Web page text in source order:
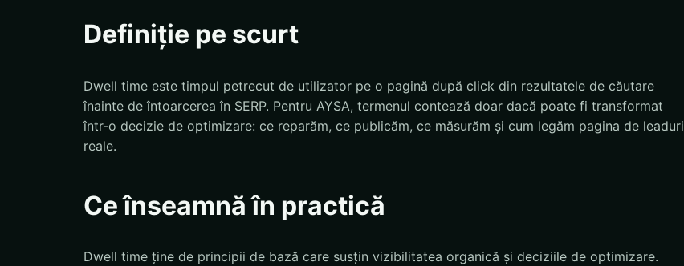
Definiție pe scurt
Dwell time este timpul petrecut de utilizator pe o pagină după click din rezultatele de căutare
înainte de întoarcerea în SERP. Pentru AYSA, termenul contează doar dacă poate fi transformat
într-o decizie de optimizare: ce reparăm, ce publicăm, ce măsurăm și cum legăm pagina de leaduri
reale.
Ce înseamnă în practică
Dwell time ține de principii de bază care susțin vizibilitatea organică și deciziile de optimizare.